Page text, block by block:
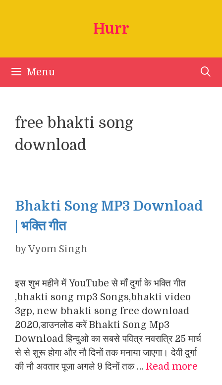
Hurr
Menu
free bhakti song
download
Bhakti Song MP3 Download
| भक्ति गीत
byVyom Singh
इस शुभ महीने में YouTube से माँ दुर्गा के भक्ति गीत
,bhakti song mp3 Songs,bhakti video
3gp, new bhakti song free download
2020,डाउनलोड करें Bhakti Song Mp3
Download हिन्दुओ का सबसे पवित्र नवरात्रि 25 मार्च
से से शुरू होगा और नौ दिनों तक मनाया जाएगा। देवी दुर्गा
की नौ अवतार पूजा अगले 9 दिनों तक … Read more